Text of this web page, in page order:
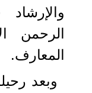
الرحمن
المعارف.
وبعد